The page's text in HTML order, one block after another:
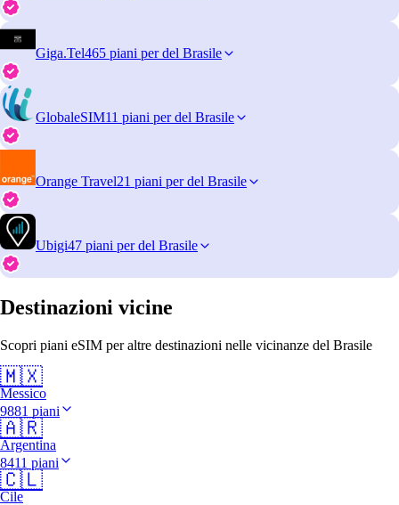
Giga.Tel465 piani per del Brasile
GlobaleSIM11 piani per del Brasile
Orange Travel21 piani per del Brasile
Ubigi47 piani per del Brasile
Destinazioni vicine
Scopri piani eSIM per altre destinazioni nelle vicinanze del Brasile
🇲🇽
Messico
9881 piani
🇦🇷
Argentina
8411 piani
🇨🇱
Cile